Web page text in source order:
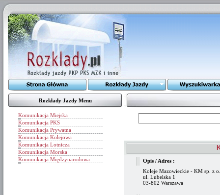
Rozkłady Jazdy Menu
Komunikacja Miejska
Komunikacja PKS
Komunikacja Prywatna
Komunikacja Kolejowa
Komunikacja Lotnicza
Komunikacja Morska
Komunikacja Międzynarodowa
Opis / Adres :
Koleje Mazowieckie - KM sp. z
ul. Lubelska 1
03-802 Warszawa